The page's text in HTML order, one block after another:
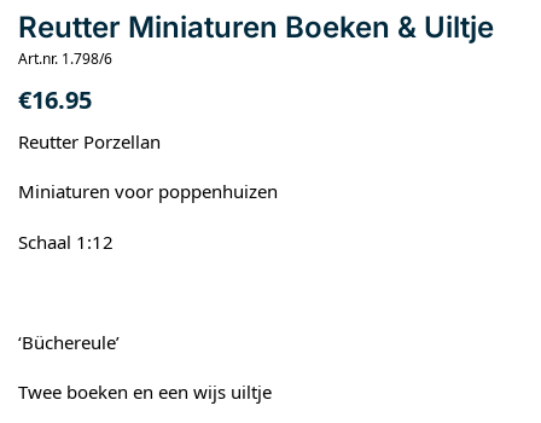
Reutter Miniaturen Boeken & Uiltje
Art.nr. 1.798/6
€16.95
Reutter Porzellan
Miniaturen voor poppenhuizen
Schaal 1:12
‘Büchereule’
Twee boeken en een wijs uiltje